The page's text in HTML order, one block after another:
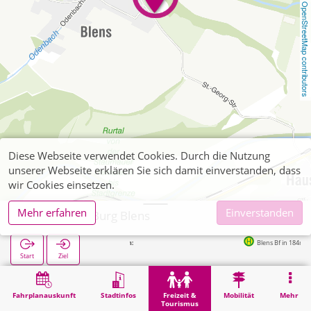
OpenStreetMap contributors
Fahrplanauskunft Stadtinfos
Freizeit &
Tourismus
Mobilität Mehr
Heimbach, Burg Blens
Start Ziel
Nächste Haltestellen: Blens Bf in 184m
Freizeit & Tourismus Sehenswürdigkeit Heimbach, Burg Blens
Diese Webseite verwendet Cookies. Durch die Nutzung
unserer Webseite erklären Sie sich damit einverstanden, dass
wir Cookies einsetzen.
Mehr erfahren
Einverstanden